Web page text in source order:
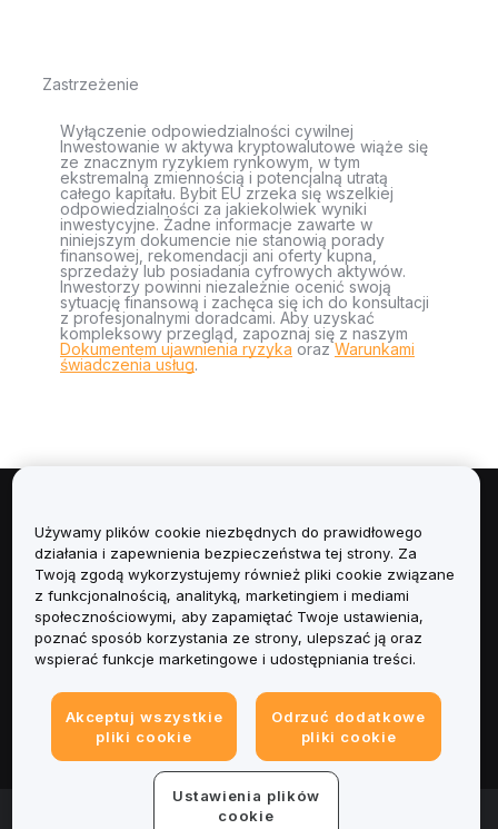
Zastrzeżenie
Wyłączenie odpowiedzialności cywilnej
Inwestowanie w aktywa kryptowalutowe wiąże się
ze znacznym ryzykiem rynkowym, w tym
ekstremalną zmiennością i potencjalną utratą
całego kapitału. Bybit EU zrzeka się wszelkiej
odpowiedzialności za jakiekolwiek wyniki
inwestycyjne. Żadne informacje zawarte w
niniejszym dokumencie nie stanowią porady
finansowej, rekomendacji ani oferty kupna,
sprzedaży lub posiadania cyfrowych aktywów.
Inwestorzy powinni niezależnie ocenić swoją
sytuację finansową i zachęca się ich do konsultacji
z profesjonalnymi doradcami. Aby uzyskać
kompleksowy przegląd, zapoznaj się z naszym
Dokumentem ujawnienia ryzyka orazWarunkami
świadczenia usług.
Informacje
Usługi
Obsługa Klienta
Informacje prawne
© 2025-2026 Bybit.eu. Wszystkie prawa zastrzeżone.
Używamy plików cookie niezbędnych do prawidłowego
działania i zapewnienia bezpieczeństwa tej strony. Za
Twoją zgodą wykorzystujemy również pliki cookie związane
z funkcjonalnością, analityką, marketingiem i mediami
społecznościowymi, aby zapamiętać Twoje ustawienia,
poznać sposób korzystania ze strony, ulepszać ją oraz
wspierać funkcje marketingowe i udostępniania treści.
Akceptuj wszystkie
pliki cookie
Odrzuć dodatkowe
pliki cookie
Ustawienia plików
cookie